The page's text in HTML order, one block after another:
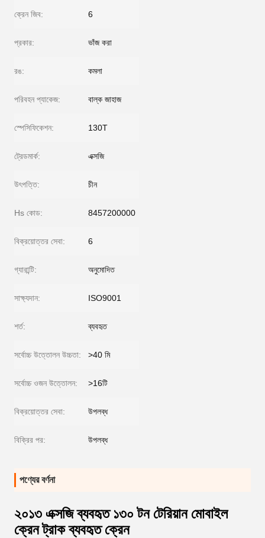
ক্রেন জিব: 6
প্রকার: ভাঁজ করা
রঙ: কমলা
পরিবহন প্যাকেজ: বাল্ক জাহাজ
স্পেসিফিকেশন: 130T
ট্রেডমার্ক: এক্সজি
উৎপত্তি: চীন
Hs কোড: 8457200000
বিক্রয়োত্তর সেবা: 6
গ্যারান্টি: অনুমোদিত
সাক্ষ্যদান: ISO9001
শর্ত: ব্যবহৃত
সর্বোচ্চ উত্তোলন উচ্চতা: >40 মি
সর্বোচ্চ ওজন উত্তোলন: >16টি
বিক্রয়োত্তর সেবা: উপলব্ধ
বিক্রির পর: উপলব্ধ
পণ্যের বর্ণনা
২০১৩ এক্সজি ব্যবহৃত ১৩০ টন টেরিয়ান মোবাইল
ক্রেন ট্রাক ব্যবহৃত ক্রেন